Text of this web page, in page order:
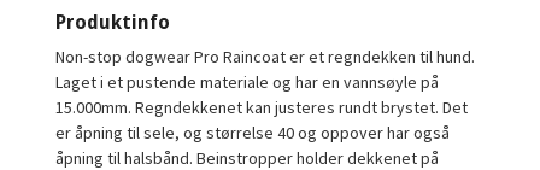
Produktinfo
Non-stop dogwear Pro Raincoat er et regndekken til hund.
Laget i et pustende materiale og har en vannsøyle på
15.000mm. Regndekkenet kan justeres rundt brystet. Det
er åpning til sele, og størrelse 40 og oppover har også
åpning til halsbånd. Beinstropper holder dekkenet på